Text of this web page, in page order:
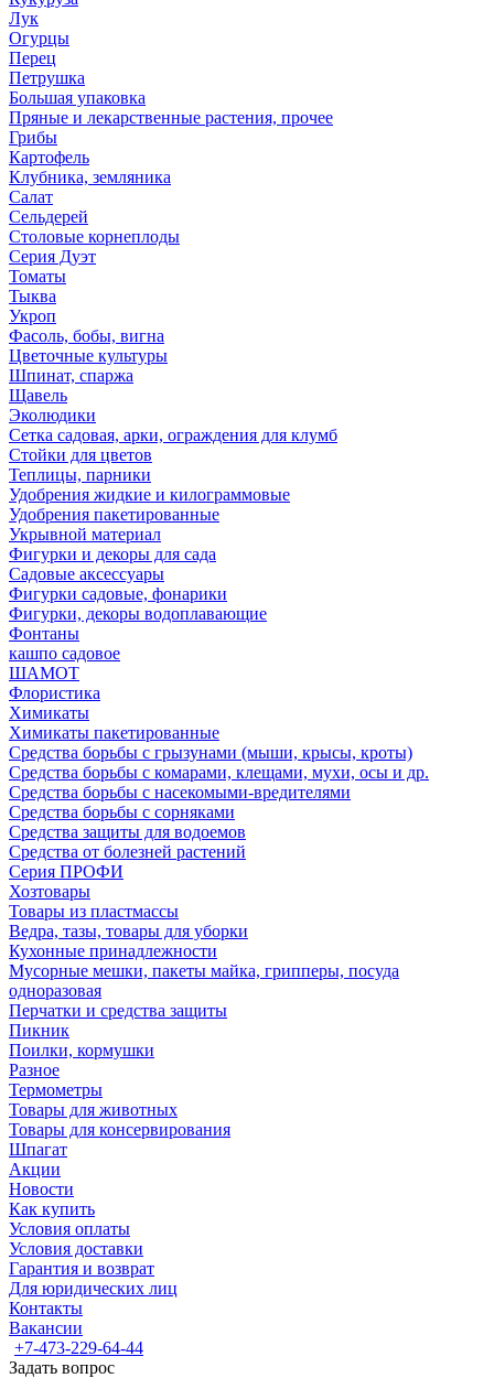
Лук
Огурцы
Перец
Петрушка
Большая упаковка
Пряные и лекарственные растения, прочее
Грибы
Картофель
Клубника, земляника
Салат
Сельдерей
Столовые корнеплоды
Серия Дуэт
Томаты
Тыква
Укроп
Фасоль, бобы, вигна
Цветочные культуры
Шпинат, спаржа
Щавель
Эколюдики
Сетка садовая, арки, ограждения для клумб
Стойки для цветов
Теплицы, парники
Удобрения жидкие и килограммовые
Удобрения пакетированные
Укрывной материал
Фигурки и декоры для сада
Садовые аксессуары
Фигурки садовые, фонарики
Фигурки, декоры водоплавающие
Фонтаны
кашпо садовое
ШАМОТ
Флористика
Химикаты
Химикаты пакетированные
Средства борьбы с грызунами (мыши, крысы, кроты)
Средства борьбы с комарами, клещами, мухи, осы и др.
Средства борьбы с насекомыми-вредителями
Средства борьбы с сорняками
Средства защиты для водоемов
Средства от болезней растений
Серия ПРОФИ
Хозтовары
Товары из пластмассы
Ведра, тазы, товары для уборки
Кухонные принадлежности
Мусорные мешки, пакеты майка, грипперы, посуда
одноразовая
Перчатки и средства защиты
Пикник
Поилки, кормушки
Разное
Термометры
Товары для животных
Товары для консервирования
Шпагат
Акции
Новости
Как купить
Условия оплаты
Условия доставки
Гарантия и возврат
Для юридических лиц
Контакты
Вакансии
+7-473-229-64-44
Задать вопрос